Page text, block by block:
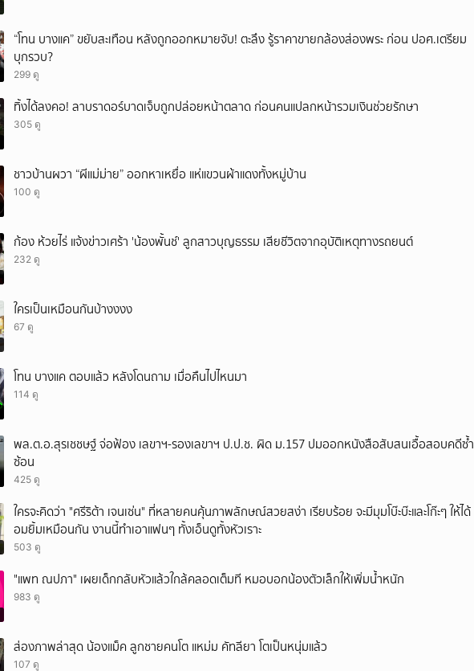
“โทน บางแค” ขยับสะเทือน หลังถูกออกหมายจับ! ตะลึง รู้ราคาขายกล้องส่องพระ ก่อน ปอศ.เตรียม
บุกรวบ?
299 ดู
ทิ้งได้ลงคอ! ลาบราดอร์บาดเจ็บถูกปล่อยหน้าตลาด ก่อนคนแปลกหน้ารวมเงินช่วยรักษา
305 ดู
ชาวบ้านผวา “ผีแม่ม่าย” ออกหาเหยื่อ แห่แขวนผ้าแดงทั้งหมู่บ้าน
100 ดู
ก้อง ห้วยไร่ แจ้งข่าวเศร้า 'น้องพั้นช์' ลูกสาวบุญธรรม เสียชีวิตจากอุบัติเหตุทางรถยนต์
232 ดู
ใครเป็นเหมือนกันบ้างงงง
67 ดู
โทน บางแค ตอบแล้ว หลังโดนถาม เมื่อคืนไปไหนมา
114 ดู
พล.ต.อ.สุรเชชษฐ์ จ่อฟ้อง เลขาฯ-รองเลขาฯ ป.ป.ช. ผิด ม.157 ปมออกหนังสือสับสนเอื้อสอบคดีซ้ำ
ซ้อน
425 ดู
ใครจะคิดว่า "ศรีริต้า เจนเซ่น" ที่หลายคนคุ้นภาพลักษณ์สวยสง่า เรียบร้อย จะมีมุมโบ๊ะบ๊ะและโก๊ะๆ ให้ได้
อมยิ้มเหมือนกัน งานนี้ทำเอาแฟนๆ ทั้งเอ็นดูทั้งหัวเราะ
503 ดู
"แพท ณปภา" เผยเด็กกลับหัวแล้วใกล้คลอดเต็มที หมอบอกน้องตัวเล็กให้เพิ่มน้ำหนัก
983 ดู
ส่องภาพล่าสุด น้องแม็ค ลูกชายคนโต แหม่ม คัทลียา โตเป็นหนุ่มแล้ว
107 ดู
ยกเลิก